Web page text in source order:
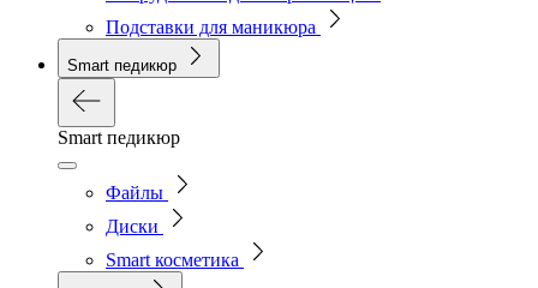
Подставки для маникюра
Smart педикюр
Smart педикюр
Файлы
Диски
Smart косметика